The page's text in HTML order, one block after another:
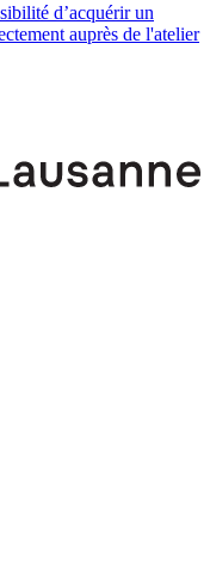
d’acquérir un
auprès de l'atelier